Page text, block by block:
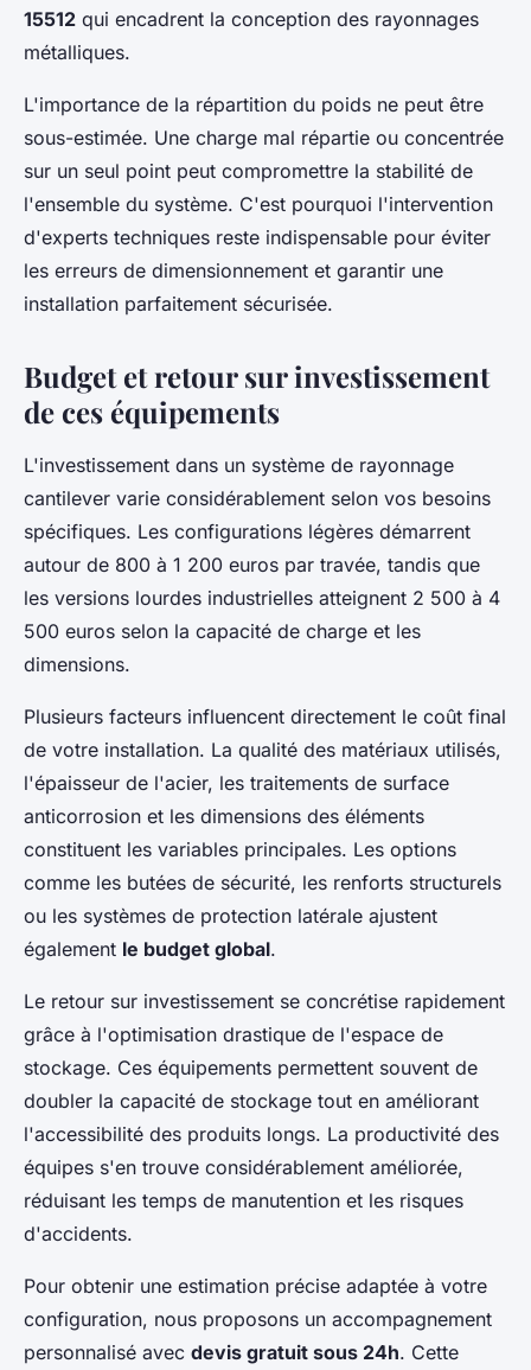
15512 qui encadrent la conception des rayonnages
métalliques.
L'importance de la répartition du poids ne peut être
sous-estimée. Une charge mal répartie ou concentrée
sur un seul point peut compromettre la stabilité de
l'ensemble du système. C'est pourquoi l'intervention
d'experts techniques reste indispensable pour éviter
les erreurs de dimensionnement et garantir une
installation parfaitement sécurisée.
Budget et retour sur investissement
de ces équipements
L'investissement dans un système de rayonnage
cantilever varie considérablement selon vos besoins
spécifiques. Les configurations légères démarrent
autour de 800 à 1 200 euros par travée, tandis que
les versions lourdes industrielles atteignent 2 500 à 4
500 euros selon la capacité de charge et les
dimensions.
Plusieurs facteurs influencent directement le coût final
de votre installation. La qualité des matériaux utilisés,
l'épaisseur de l'acier, les traitements de surface
anticorrosion et les dimensions des éléments
constituent les variables principales. Les options
comme les butées de sécurité, les renforts structurels
ou les systèmes de protection latérale ajustent
également le budget global.
Le retour sur investissement se concrétise rapidement
grâce à l'optimisation drastique de l'espace de
stockage. Ces équipements permettent souvent de
doubler la capacité de stockage tout en améliorant
l'accessibilité des produits longs. La productivité des
équipes s'en trouve considérablement améliorée,
réduisant les temps de manutention et les risques
d'accidents.
Pour obtenir une estimation précise adaptée à votre
configuration, nous proposons un accompagnement
personnalisé avec devis gratuit sous 24h. Cette